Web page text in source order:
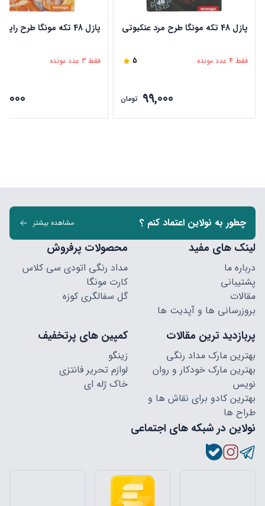
پازل 48 تکه مونگا طرح مرد عنکبوتی
فقط 4 عدد مونده 5
99,000 تومان
پازل 48 تکه مونگا طرح راپونزل
فقط 3 عدد مونده
چطور به نولاین اعتماد کنم ؟ مشاهده بیشتر
لینک های مفید
درباره ما
پشتیبانی
مقالات
بروزرسانی ها و آپدیت ها
محصولات پرفروش
مداد رنگی اتودی سی کلاس
کارت مونگا
گل سفالگری کوزه
پربازدید ترین مقالات
بهترین مارک مداد رنگی
بهترین مارک خودکار و روان
نویس
بهترین کادو برای نقاش ها و
طراح ها
کمپین های پرتخفیف
زینگو
لوازم تحریر فانتزی
خاک ژله ای
نولاین در شبکه های اجتماعی